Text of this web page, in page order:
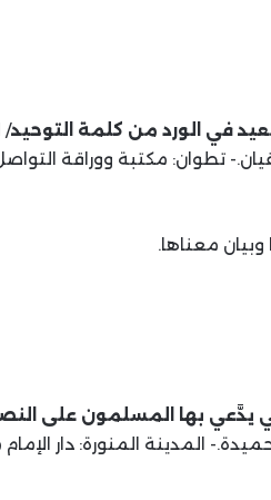
في الورد من كلمة التوحيد/
معناها.
يدَّعي بها المسلمون على
صالح الحميدة.- المدينة المنورة: دار